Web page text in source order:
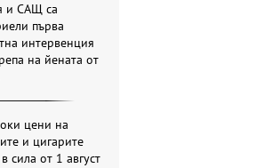
и САЩ са
първа
интервенция
на йената от
цени на
и цигарите
сила от 1 август